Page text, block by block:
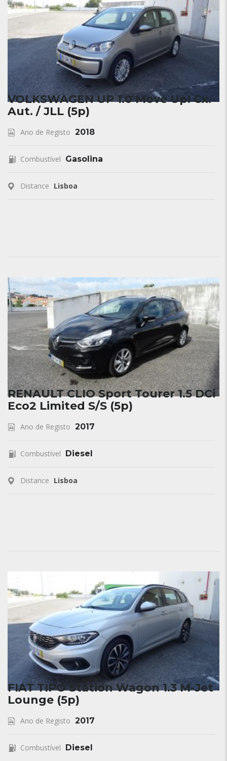
VOLKSWAGEN UP 1.0 Move Up! Cx.
Aut. / JLL (5p)
Ano de Registo 2018
Combustível Gasolina
Distance Lisboa
RENAULT CLIO Sport Tourer 1.5 DCi
Eco2 Limited S/S (5p)
Ano de Registo 2017
Combustível Diesel
Distance Lisboa
FIAT TIPO Station Wagon 1.3 M-Jet
Lounge (5p)
Ano de Registo 2017
Combustível Diesel